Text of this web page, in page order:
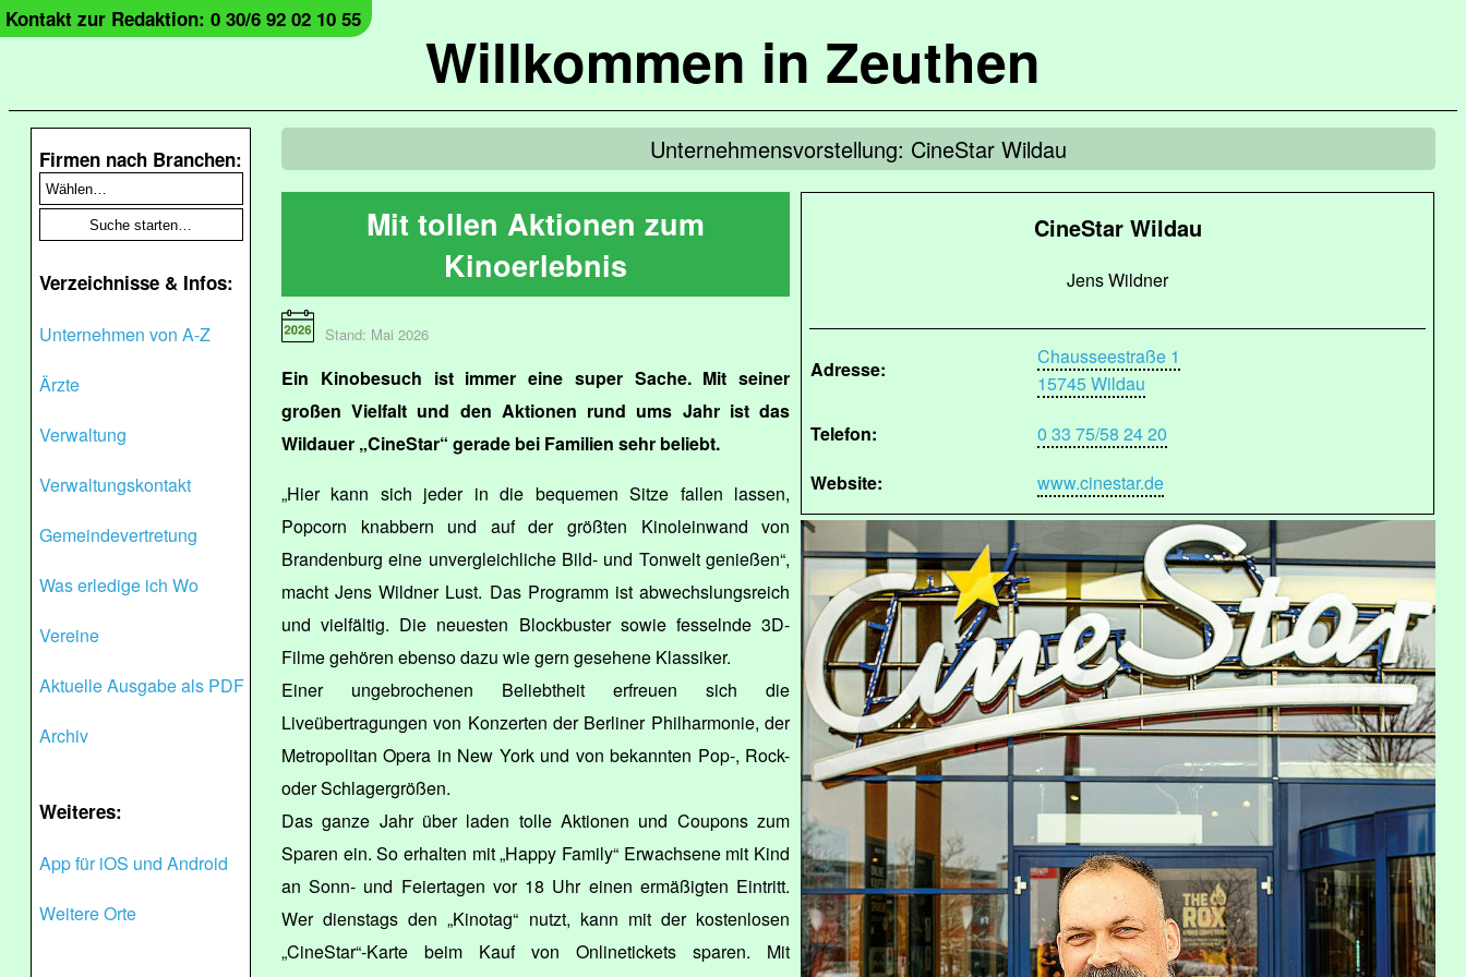
Willkommen in Zeuthen
Kontakt zur Redaktion: 0 30/6 92 02 10 55
Firmen nach Branchen:
Verzeichnisse & Infos:
Unternehmen von A-Z
Ärzte
Verwaltung
Verwaltungskontakt
Gemeindevertretung
Was erledige ich Wo
Vereine
Aktuelle Ausgabe als PDF
Archiv
Weiteres:
App für iOS und Android
Weitere Orte
Unternehmensvorstellung: CineStar Wildau
CineStar Wildau
Jens Wildner
Adresse:
Chausseestraße 1
15745 Wildau
Telefon:
0 33 75/58 24 20
Website:
www.cinestar.de
Mit tollen Aktionen zum
Kinoerlebnis
Stand: Mai 2026
Ein Kinobesuch ist immer eine super Sache. Mit seiner
großen Vielfalt und den Aktionen rund ums Jahr ist das
Wildauer „CineStar“ gerade bei Familien sehr beliebt.
„Hier kann sich jeder in die bequemen Sitze fallen lassen,
Popcorn knabbern und auf der größten Kinoleinwand von
Brandenburg eine unvergleichliche Bild- und Tonwelt genießen“,
macht Jens Wildner Lust. Das Programm ist abwechslungsreich
und vielfältig. Die neuesten Blockbuster sowie fesselnde 3D-
Filme gehören ebenso dazu wie gern gesehene Klassiker.
Einer ungebrochenen Beliebtheit erfreuen sich die
Liveübertragungen von Konzerten der Berliner Philharmonie, der
Metropolitan Opera in New York und von bekannten Pop-, Rock-
oder Schlagergrößen.
Das ganze Jahr über laden tolle Aktionen und Coupons zum
Sparen ein. So erhalten mit „Happy Family“ Erwachsene mit Kind
an Sonn- und Feiertagen vor 18 Uhr einen ermäßigten Eintritt.
Wer dienstags den „Kinotag“ nutzt, kann mit der kostenlosen
„CineStar“-Karte beim Kauf von Onlinetickets sparen. Mit